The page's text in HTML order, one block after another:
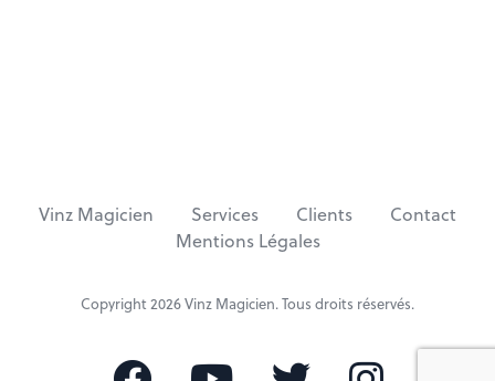
Vinz Magicien Services Clients
Contact
Mentions Légales
Copyright 2026Vinz Magicien. Tous droits réservés.